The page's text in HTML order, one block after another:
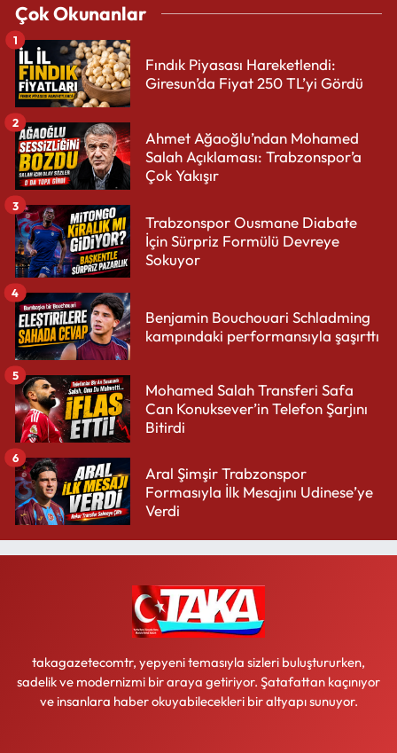
Çok Okunanlar
Fındık Piyasası Hareketlendi:
Giresun’da Fiyat 250 TL’yi Gördü
1
Ahmet Ağaoğlu’ndan Mohamed
Salah Açıklaması: Trabzonspor’a
Çok Yakışır
2
Trabzonspor Ousmane Diabate
İçin Sürpriz Formülü Devreye
Sokuyor
3
Benjamin Bouchouari Schladming
kampındaki performansıyla şaşırttı
4
Mohamed Salah Transferi Safa
Can Konuksever’in Telefon Şarjını
Bitirdi
5
Aral Şimşir Trabzonspor
Formasıyla İlk Mesajını Udinese’ye
Verdi
6
takagazetecomtr, yepyeni temasıyla sizleri buluştururken,
sadelik ve modernizmi bir araya getiriyor. Şatafattan kaçınıyor
ve insanlara haber okuyabilecekleri bir altyapı sunuyor.